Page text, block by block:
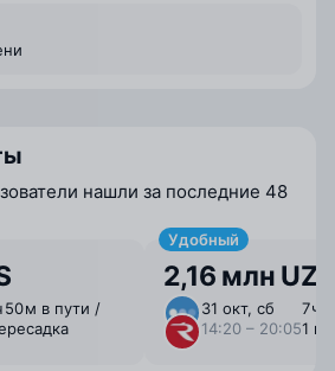
нашли за последние 48
50 ⁠м в пути /
Удобный
2,16 млн UZS
31 окт, сб
14:20 – 20:05
7 ⁠ч
1